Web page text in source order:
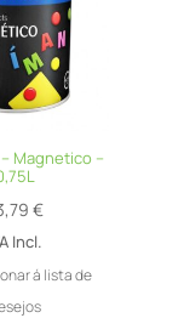
Magnetico –
€
Incl.
á lista de